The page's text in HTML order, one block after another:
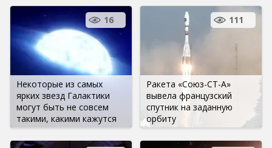
Некоторые из самых
ярких звезд Галактики
могут быть не совсем
такими, какими кажутся
16
Ракета «Союз-СТ-А»
вывела французский
спутник на заданную
орбиту
111